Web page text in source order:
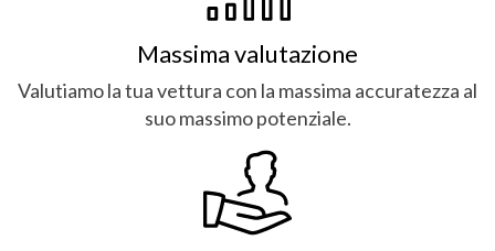
Massima valutazione
Valutiamo la tua vettura con la massima accuratezza al
suo massimo potenziale.